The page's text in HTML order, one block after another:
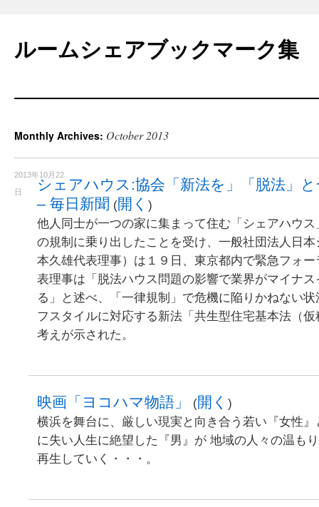
content
ルームシェアブックマーク集
Monthly Archives: October 2013
2013年10月22
日
シェアハウス:協会「新法を」「脱法」
– 毎日新聞 (開く )
他人同士が一つの家に集まって住む「シェアハウ
の規制に乗り出したことを受け、一般社団法人日
本久雄代表理事）は１９日、東京都内で緊急フォ
表理事は「脱法ハウス問題の影響で業界がマイナ
る」と述べ、「一律規制」で危機に陥りかねない
フスタイルに対応する新法「共生型住宅基本法（
考えが示された。
映画「ヨコハマ物語」 (開く )
横浜を舞台に、厳しい現実と向き合う若い『女性
に失い人生に絶望した『男』が 地域の人々の温も
再生していく・・・。